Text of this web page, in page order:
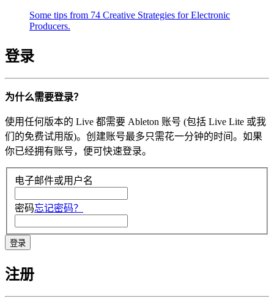
Some tips from 74 Creative Strategies for Electronic
Producers.
登录
为什么需要登录？
使用任何版本的 Live 都需要 Ableton 账号 (包括 Live Lite 或我
们的免费试用版)。创建账号最多只需花一分钟的时间。如果
你已经拥有账号，便可快速登录。
电子邮件或用户名
密码忘记密码？
注册